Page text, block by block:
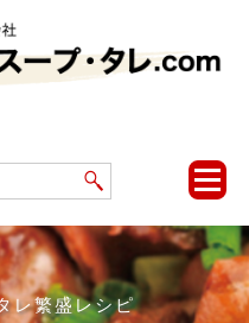
toggle
レ繁盛レシピ